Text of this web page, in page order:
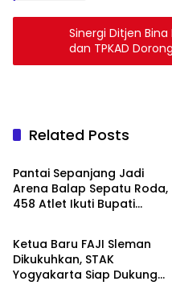
Sinergi Ditjen
dan TPKAD
Related Posts
Berita
Pantai Sepanjang Jadi
Arena Balap Sepatu Roda,
458 Atlet Ikuti Bupati
Berita
Ketua Baru FAJI Sleman
Dikukuhkan, STAK
Yogyakarta Siap Dukung
Berita